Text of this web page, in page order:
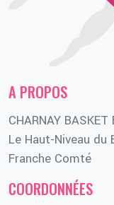
A PROPOS
CHARNAY
Le Haut-Niveau du
Franche Comté
COORDONNÉES